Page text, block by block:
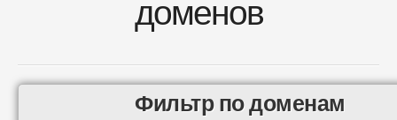
доменов
Фильтр по доменам